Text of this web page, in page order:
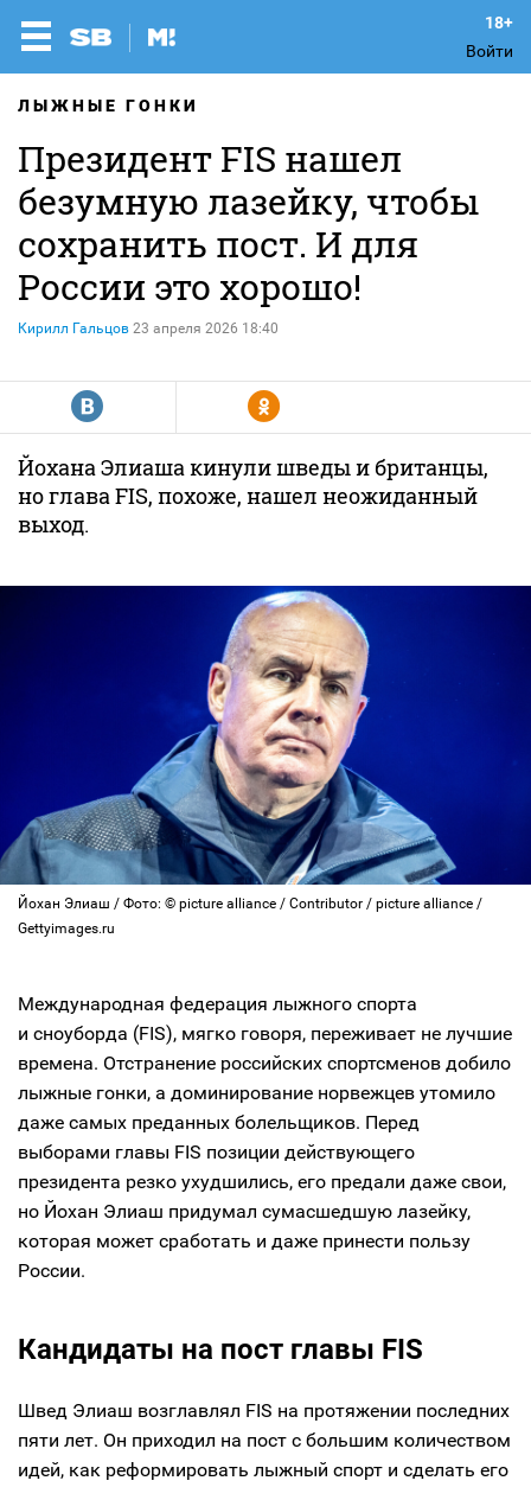
Войти
ЛЫЖНЫЕ ГОНКИ
Президент FIS нашел
безумную лазейку, чтобы
сохранить пост. И для
России это хорошо!
Кирилл Гальцов 23 апреля 2026 18:40
R Y
Йохана Элиаша кинули шведы и британцы,
но глава FIS, похоже, нашел неожиданный
выход.
Йохан Элиаш / Фото: © picture alliance / Contributor / picture alliance /
Gettyimages.ru
Международная федерация лыжного спорта
и сноуборда (FIS), мягко говоря, переживает не лучшие
времена. Отстранение российских спортсменов добило
лыжные гонки, а доминирование норвежцев утомило
даже самых преданных болельщиков. Перед
выборами главы FIS позиции действующего
президента резко ухудшились, его предали даже свои,
но Йохан Элиаш придумал сумасшедшую лазейку,
которая может сработать и даже принести пользу
России.
Кандидаты на пост главы FIS
Швед Элиаш возглавлял FIS на протяжении последних
пяти лет. Он приходил на пост с большим количеством
идей, как реформировать лыжный спорт и сделать его